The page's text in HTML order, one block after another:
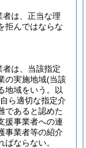
は、正当な理
拒んではならな
は、当該指定
の実施地域(当該
地域をいう。以
ら適切な指定介
であると認めた
援事業者への連
事業者等の紹介
ならない。